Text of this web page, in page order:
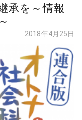
承を～情報
2018年4月25日